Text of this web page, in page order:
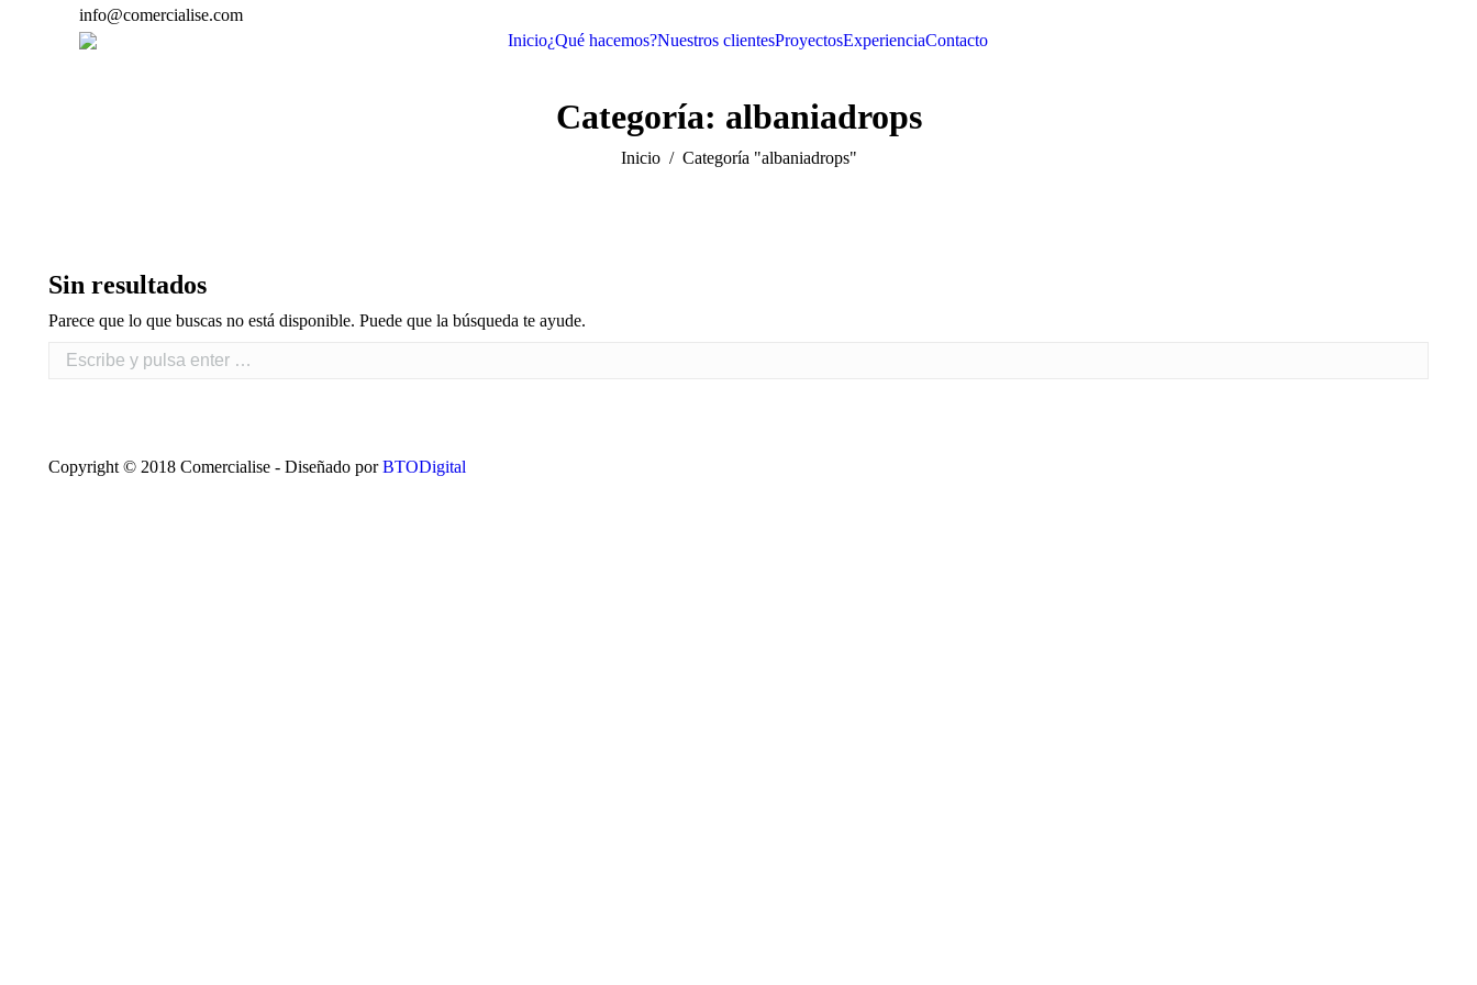
info@comercialise.com
Inicio¿Qué hacemos?Nuestros clientesProyectosExperienciaContacto
Categoría: albaniadrops
Inicio Categoría "albaniadrops"
Sin resultados
Parece que lo que buscas no está disponible. Puede que la búsqueda te ayude.
Copyright © 2018 Comercialise - Diseñado porBTODigital